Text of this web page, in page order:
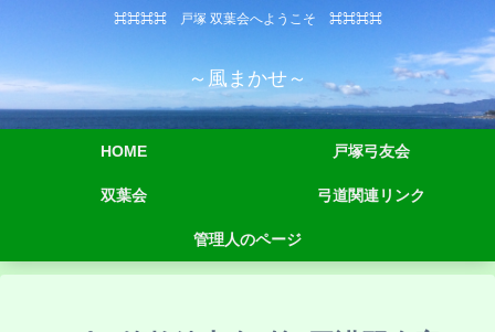
⌘⌘⌘⌘ 戸塚 双葉会へようこそ ⌘⌘⌘⌘
～風まかせ～
HOME 戸塚弓友会
双葉会 弓道関連リンク
管理人のページ